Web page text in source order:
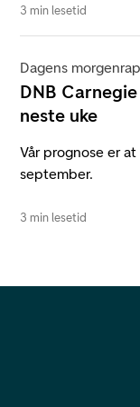
3 min lesetid
Dagens
DNB
neste uke
Vår prognose er
september.
3 min lesetid